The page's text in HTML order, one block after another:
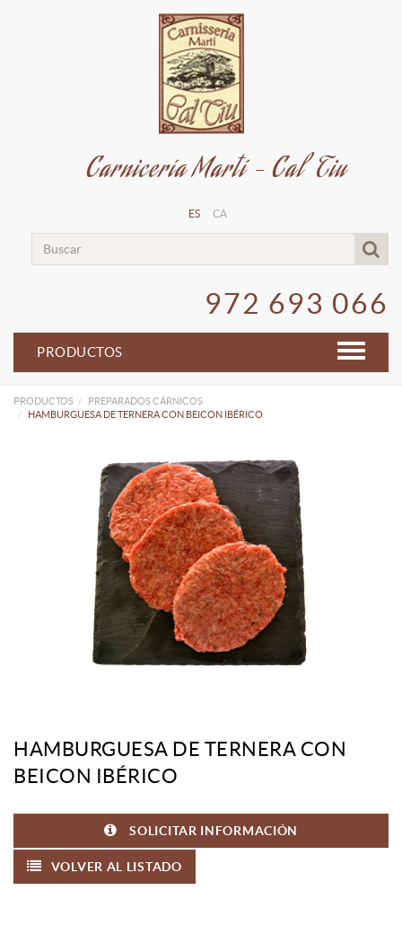
Carnicería Martí - Cal Tiu
ES CA
972 693 066
PRODUCTOS
PRODUCTOS
PREPARADOS CÁRNICOS
HAMBURGUESA DE TERNERA CON BEICON IBÉRICO
HAMBURGUESA DE TERNERA CON
BEICON IBÉRICO
SOLICITAR INFORMACIÓN
VOLVER AL LISTADO